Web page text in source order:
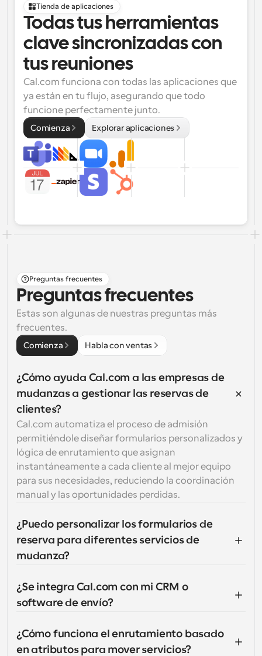
Tienda de aplicaciones
Todas tus herramientas
clave sincronizadas con
tus reuniones
Cal.com funciona con todas las aplicaciones que
ya están en tu flujo, asegurando que todo
funcione perfectamente junto.
Comienza Explorar aplicaciones
Preguntas frecuentes
Preguntas frecuentes
Estas son algunas de nuestras preguntas más
frecuentes.
Comienza Habla con ventas
¿Cómo ayuda Cal.com a las empresas de
mudanzas a gestionar las reservas de
clientes?
Cal.com automatiza el proceso de admisión
permitiéndole diseñar formularios personalizados y
lógica de enrutamiento que asignan
instantáneamente a cada cliente al mejor equipo
para sus necesidades, reduciendo la coordinación
manual y las oportunidades perdidas.
¿Puedo personalizar los formularios de
reserva para diferentes servicios de
mudanza?
¿Se integra Cal.com con mi CRM o
software de envío?
¿Cómo funciona el enrutamiento basado
en atributos para mover servicios?